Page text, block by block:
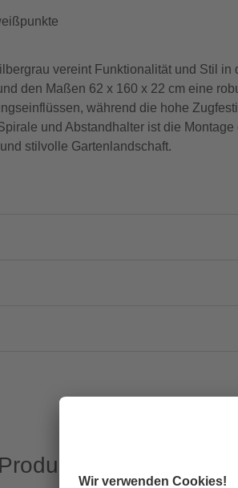
vereint Funktionalität und Stil
den Maßen 62 x 160 x 22 cm eine
während die hohe
und Abstandhalter ist die
stilvolle Gartenlandschaft.